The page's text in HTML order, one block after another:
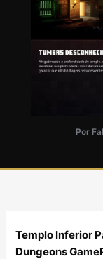
Por
Templo Inferior
Dungeons